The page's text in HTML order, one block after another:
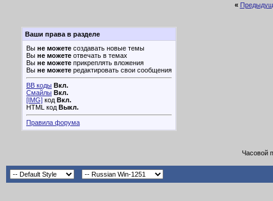
«
Ваши права в разделе
Вы не можете создавать новые темы
Вы не можете отвечать в темах
Вы не можете прикреплять вложения
Вы не можете редактировать свои сообщения
BB коды Вкл.
Смайлы Вкл.
[IMG] код Вкл.
HTML код Выкл.
Правила форума
Часовой